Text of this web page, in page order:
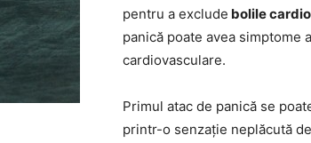
pentru a exclude bolile
panică poate avea simptome
cardiovasculare.
Primul atac de panică se
printr-o senzație neplăcută